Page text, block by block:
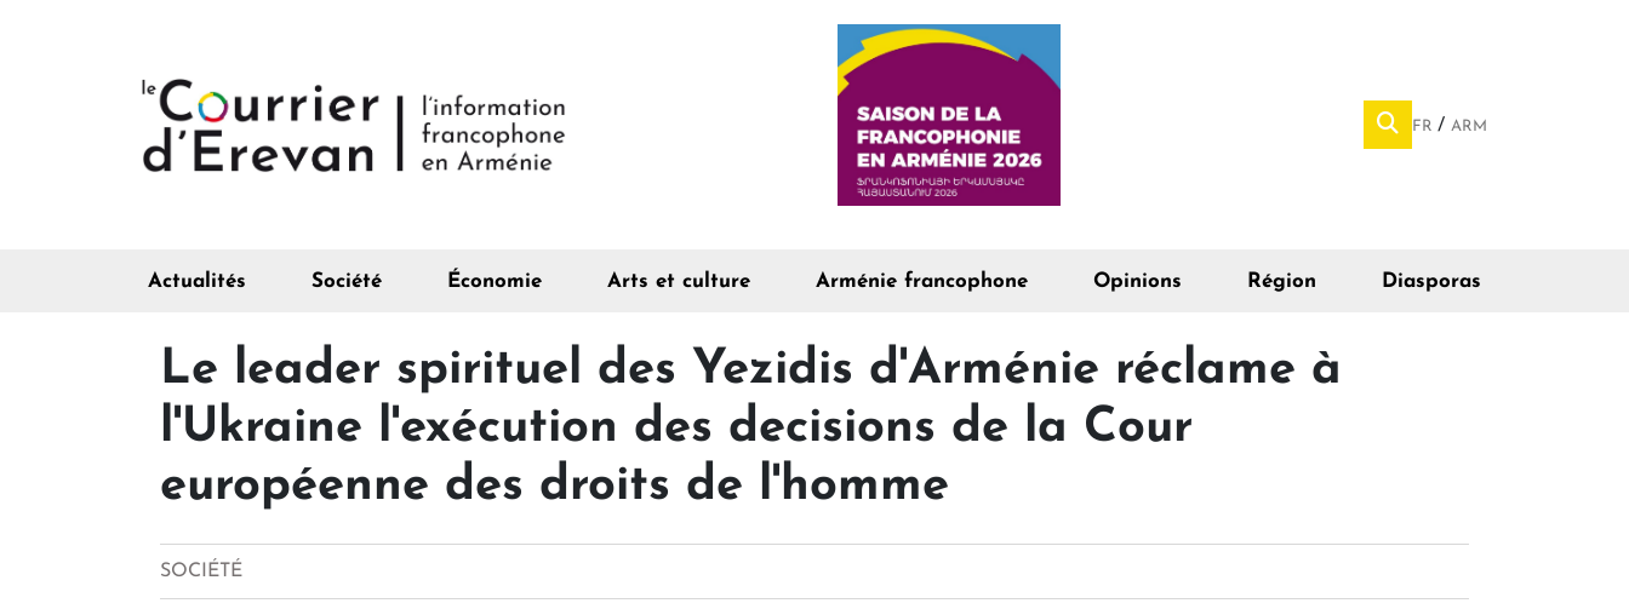
FR ARM
Actualités Société Économie Arts et culture Arménie francophone Opinions Région Diasporas
Le leader spirituel des Yezidis d'Arménie réclame à
l'Ukraine l'exécution des decisions de la Cour
européenne des droits de l'homme
SOCIÉTÉ